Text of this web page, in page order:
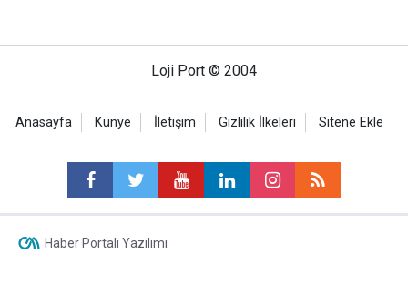
Loji Port © 2004
Anasayfa Künye İletişim Gizlilik İlkeleri Sitene Ekle
Haber Portalı Yazılımı